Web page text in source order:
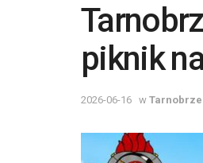
piknik
2026-06-16 w